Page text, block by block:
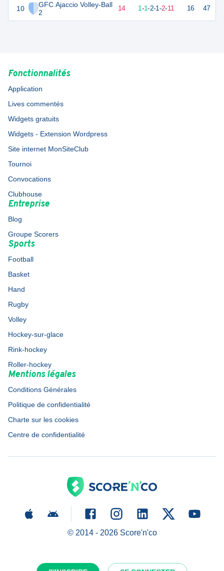
10
GFC Ajaccio Volley-Ball
2
11 18 4 14 1-1-2-1-2-11 16 47
Fonctionnalités
Application
Lives commentés
Widgets gratuits
Widgets - Extension Wordpress
Site internet MonSiteClub
Tournoi
Convocations
Clubhouse
Entreprise
Blog
Groupe Scorers
Sports
Football
Basket
Hand
Rugby
Volley
Hockey-sur-glace
Rink-hockey
Roller-hockey
Mentions légales
Conditions Générales
Politique de confidentialité
Charte sur les cookies
Centre de confidentialité
© 2014 - 2026Score'n'co